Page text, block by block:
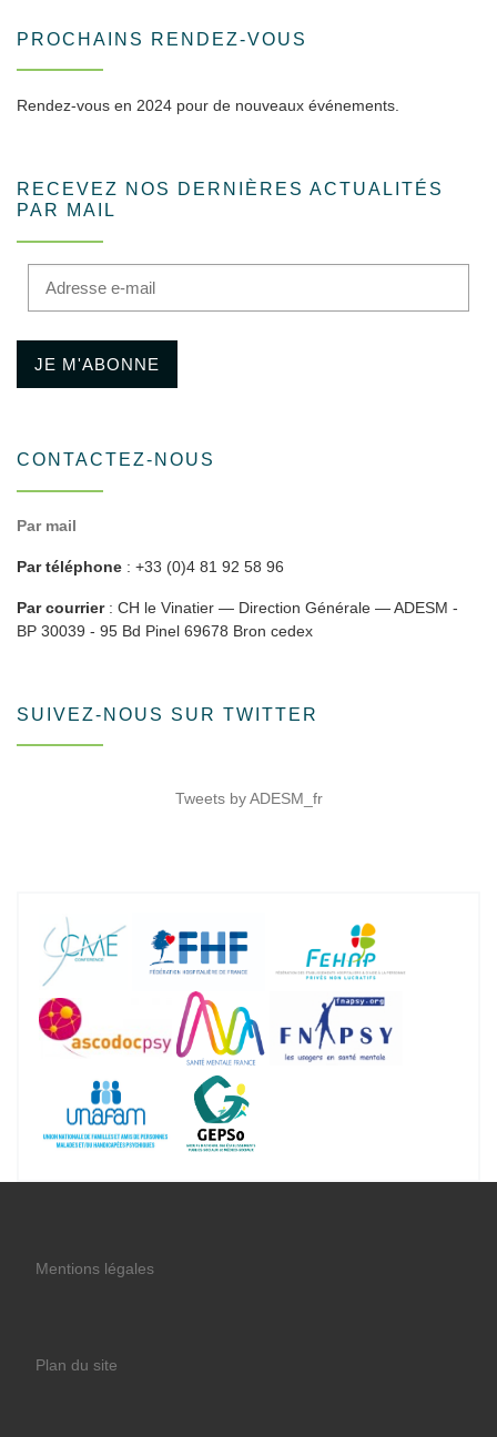
PROCHAINS RENDEZ-VOUS
Rendez-vous en 2024 pour de nouveaux événements.
RECEVEZ NOS DERNIÈRES ACTUALITÉS
PAR MAIL
JE M'ABONNE
CONTACTEZ-NOUS
Par mail
Par téléphone : +33 (0)4 81 92 58 96
Par courrier: CH le Vinatier — Direction Générale — ADESM -
BP 30039 - 95 Bd Pinel 69678 Bron cedex
SUIVEZ-NOUS SUR TWITTER
Tweets by ADESM_fr
Mentions légales
Plan du site